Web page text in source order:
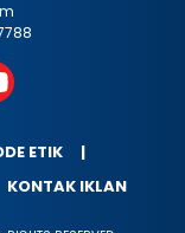
ETIK
KONTAK IKLAN